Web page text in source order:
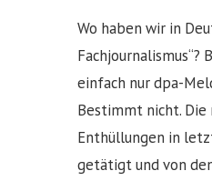
Wo haben wir in
Fachjournalismus“?
einfach nur dpa-
Bestimmt nicht.
Enthüllungen in
getätigt und von